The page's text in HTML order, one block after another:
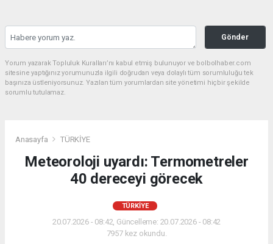
Gönder
Yorum yazarak Topluluk Kuralları’nı kabul etmiş bulunuyor ve bolbolhaber.com
sitesine yaptığınız yorumunuzla ilgili doğrudan veya dolaylı tüm sorumluluğu tek
başınıza üstleniyorsunuz. Yazılan tüm yorumlardan site yönetimi hiçbir şekilde
sorumlu tutulamaz.
Anasayfa TÜRKİYE
Meteoroloji uyardı: Termometreler
40 dereceyi görecek
TÜRKİYE
20.07.2026 - 08:42, Güncelleme: 20.07.2026 - 08:42
7957 kez okundu.